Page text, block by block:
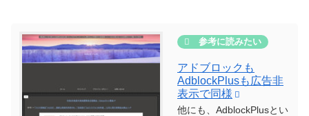
アドブロックも
AdblockPlusも広告非
表示で同様
他にも、AdblockPlusとい